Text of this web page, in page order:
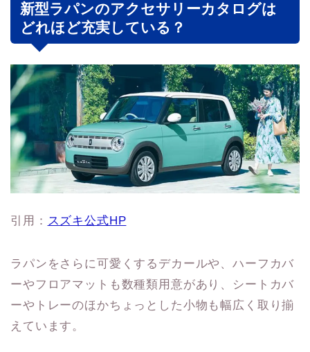
新型ラパンのアクセサリーカタログは
どれほど充実している？
引用： スズキ公式HP
ラパンをさらに可愛くするデカールや、ハーフカバ
ーやフロアマットも数種類用意があり、シートカバ
ーやトレーのほかちょっとした小物も幅広く取り揃
えています。